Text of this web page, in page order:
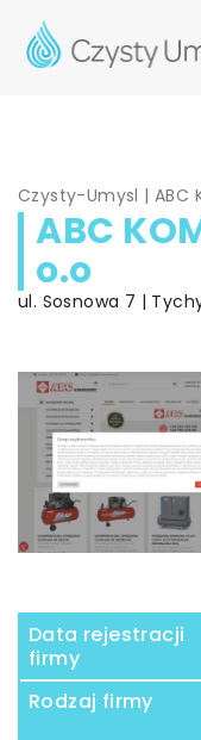
Czysty-Umysl |ABC
ABC
o.o
ul. Sosnowa 7 |
Data rejestracji
firmy
Rodzaj firmy